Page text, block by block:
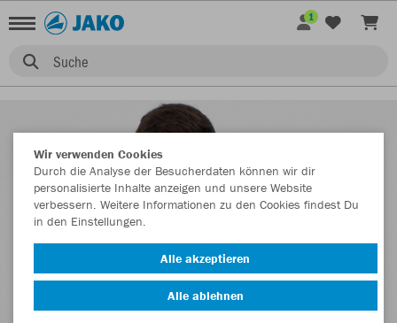
Suche
1
Wir verwenden Cookies
Durch die Analyse der Besucherdaten können wir dir
personalisierte Inhalte anzeigen und unsere Website
verbessern. Weitere Informationen zu den Cookies findest Du
in den Einstellungen.
Alle akzeptieren
Alle ablehnen